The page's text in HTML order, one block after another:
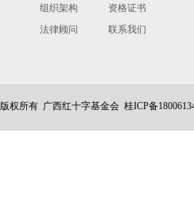
组织架构
资格证书
法律顾问
联系我们
版权所有 广西红十字基金会 桂ICP备